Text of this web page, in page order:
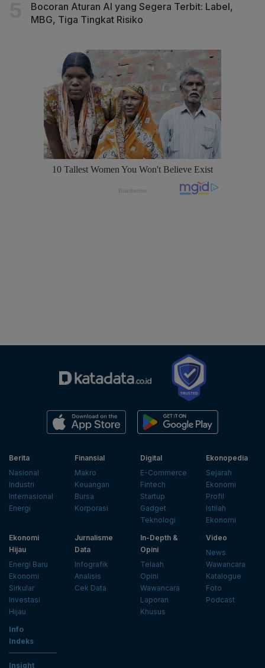
Bocoran Aturan AI yang Segera Terbit: Label,
MBG, Tiga Tingkat Risiko
Berita
Nasional
Industri
Internasional
Energi
Finansial
Makro
Keuangan
Bursa
Korporasi
Digital
E-Commerce
Fintech
Startup
Gadget
Teknologi
Ekonopedia
Sejarah
Ekonomi
Profil
Istilah
Ekonomi
Ekonomi
Hijau
Energi Baru
Ekonomi
Sirkular
Investasi
Hijau
Jurnalisme
Data
Infografik
Analisis
Cek Data
In-Depth &
Opini
Telaah
Opini
Wawancara
Laporan
Khusus
Video
News
Wawancara
Katalogue
Foto
Podcast
Info
Indeks
Insight